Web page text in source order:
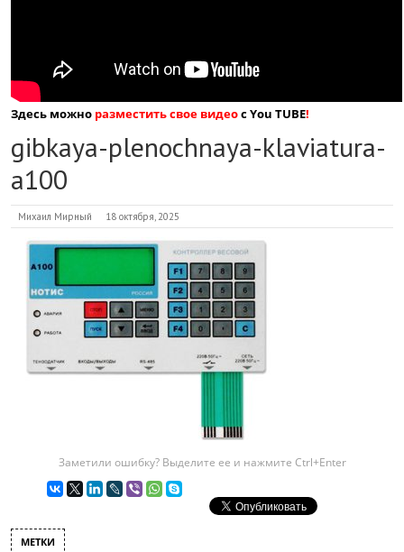
Здесь можно разместить свое видеос You TUBE!
gibkaya-plenochnaya-klaviatura-
a100
Михаил Мирный 18 октября, 2025
Заметили ошибку? Выделите ее и нажмите Ctrl+Enter
МЕТКИ